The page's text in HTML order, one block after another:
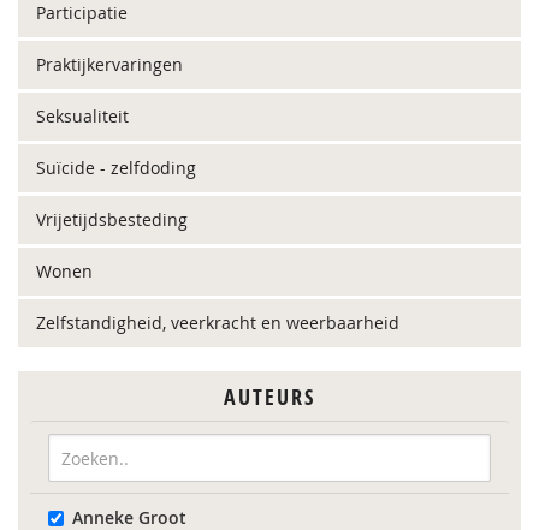
Participatie
Praktijkervaringen
Seksualiteit
Suïcide - zelfdoding
Vrijetijdsbesteding
Wonen
Zelfstandigheid, veerkracht en weerbaarheid
AUTEURS
Anneke Groot